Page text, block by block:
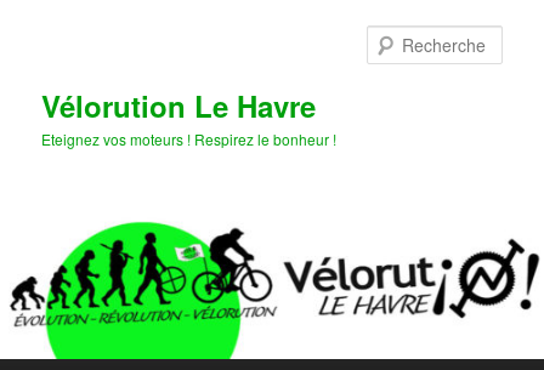
Vélorution Le Havre
Eteignez vos moteurs ! Respirez le bonheur !